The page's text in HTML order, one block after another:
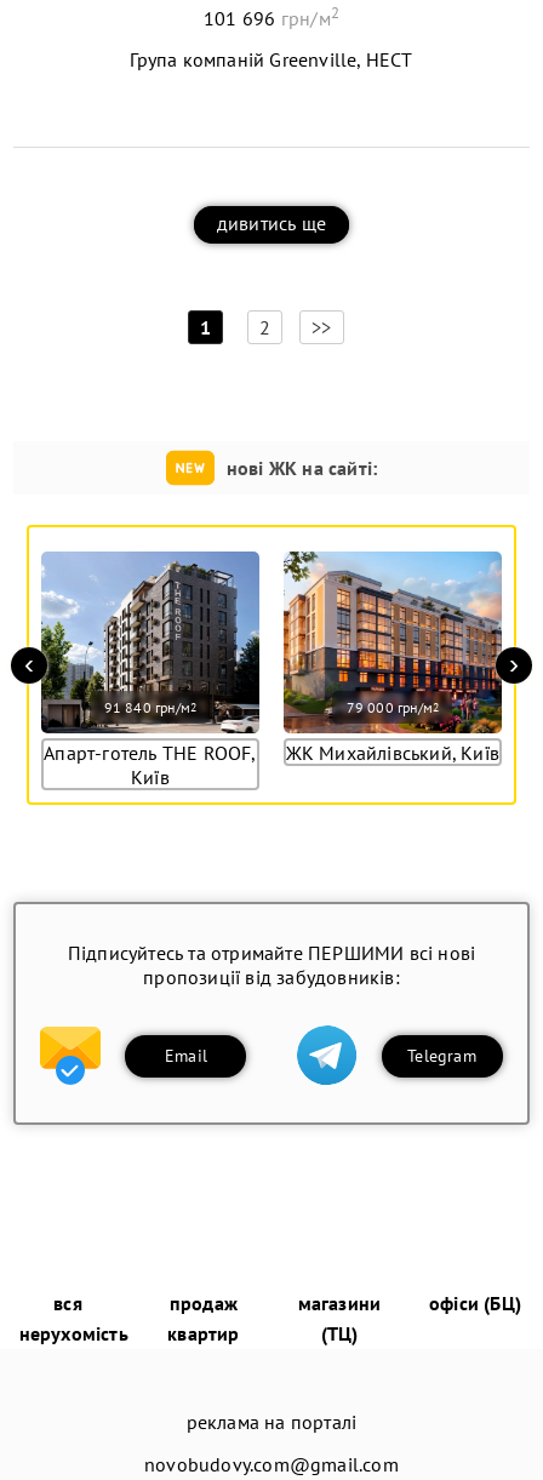
101 696 грн/м2
Група компаній Greenville, НЕСТ
дивитись ще
[
1 2 >>
нові ЖК на сайті:
91 840 грн/м2
Апарт-готель THE ROOF,
Київ
79 000 грн/м2
ЖК Михайлівський, Київ
‹ ›
Підписуйтесь та отримайте ПЕРШИМИ всі нові
пропозиції від забудовників:
Email Telegram
вся
нерухомість
продаж
квартир
магазини
(ТЦ)
офіси (БЦ)
реклама на порталі
novobudovy.com@gmail.com